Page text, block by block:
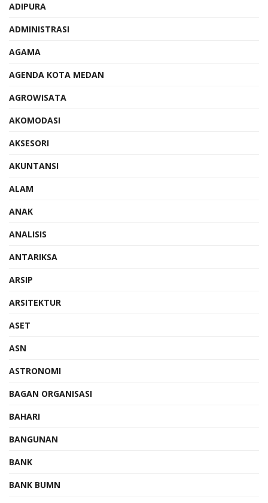
ADIPURA
ADMINISTRASI
AGAMA
AGENDA KOTA MEDAN
AGROWISATA
AKOMODASI
AKSESORI
AKUNTANSI
ALAM
ANAK
ANALISIS
ANTARIKSA
ARSIP
ARSITEKTUR
ASET
ASN
ASTRONOMI
BAGAN ORGANISASI
BAHARI
BANGUNAN
BANK
BANK BUMN